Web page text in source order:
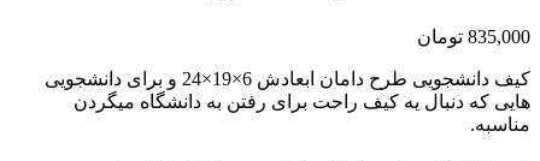
835,000 تومان
کیف دانشجویی طرح دامان ابعادش 6×19×24 و برای دانشجویی
هایی که دنبال یه کیف راحت برای رفتن به دانشگاه میگردن
مناسبه.